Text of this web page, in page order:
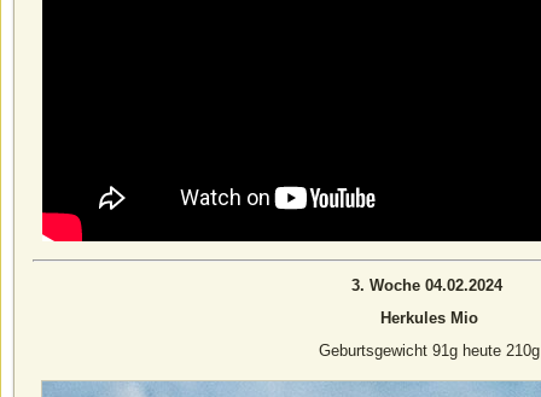
3. Woche 04.02.2024
Herkules Mio
Geburtsgewicht 91g heute 210g